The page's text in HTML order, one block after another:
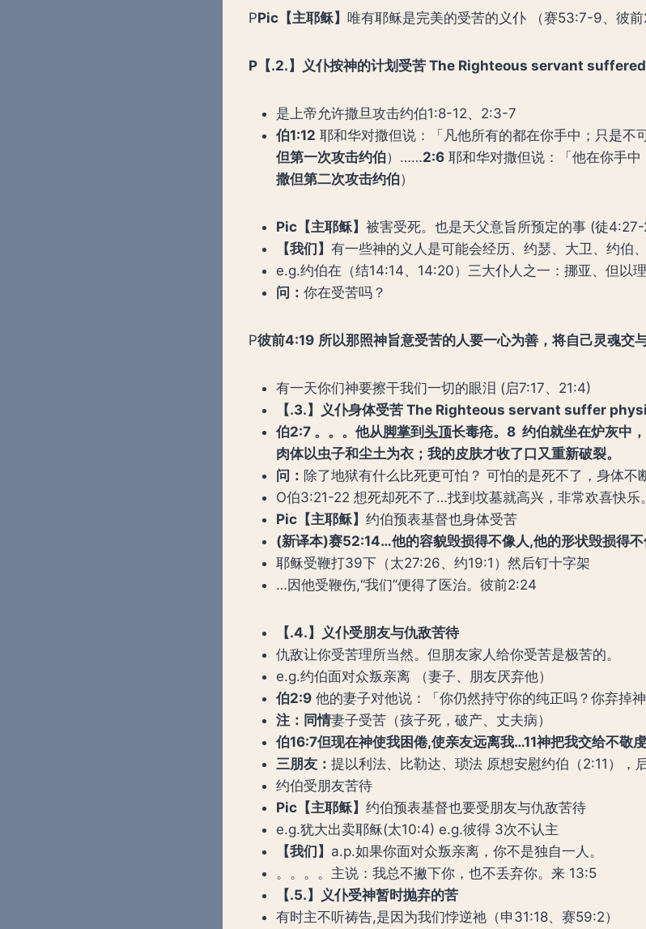
PPic 【主耶稣】 唯有耶稣是完美的受苦的义仆 （赛53:7-9、彼前
P 【.2.】义仆按神的计划受苦 The Righteous servant suffered
是上帝允许撒旦攻击约伯1:8-12、2:3-7
伯1:12 耶和华对撒但说：「凡他所有的都在你手中；只是不
但第一次攻击约伯）……2:6 耶和华对撒但说：「他在你手
撒但第二次攻击约伯）
Pic 【主耶稣】 被害受死。也是天父意旨所预定的事 (徒
【我们】 有一些神的义人是可能会经历、约瑟、大卫、约伯
e.g.约伯在（结14:14、14:20）三大仆人之一：挪亚、但以
问： 你在受苦吗？
P彼前4:19 所以那照神旨意受苦的人要一心为善，将自己灵魂交
有一天你们神要擦干我们一切的眼泪 (启7:17、21:4)
【.3.】义仆身体受苦 The Righteous servant suffer
伯2:7 。。。他从脚掌到 头顶长毒疮。 8 约伯就坐在炉灰中
肉体以虫子和尘土为衣；我的皮肤才收了口又重新破裂。
问： 除了地狱有什么比死更可怕？ 可怕的是死不了，身体不
O伯3:21-22 想死却死不了…找到坟墓就高兴，非常欢喜快乐。
Pic 【主耶稣】 约伯预表基督也身体受苦
(新译本)赛52:14…他的容貌毁损得不像人,他的形状毁损得不
耶稣受鞭打39下（太27:26、约19:1）然后钉十字架
…因他受鞭伤,“我们”便得了医治。彼前2:24
【.4.】义仆受朋友与仇敌苦待
仇敌让你受苦理所当然。但朋友家人给你受苦是极苦的。
e.g.约伯面对众叛亲离 （妻子、朋友厌弃他）
伯2:9 他的妻子对他说：「你仍然持守你的纯正吗？你弃掉神
注：同情妻子受苦（孩子死，破产、丈夫病）
伯16:7但现在神使我困倦,使亲友远离我…11神把我交给不敬
三朋友： 提以利法、比勒达、琐法 原想安慰约伯（2:11），
约伯受朋友苦待
Pic 【主耶稣】 约伯预表基督也要受朋友与仇敌苦待
e.g.犹大出卖耶稣(太10:4) e.g.彼得 3次不认主
【我们】 a.p.如果你面对众叛亲离，你不是独自一人。
。。。。主说：我总不撇下你，也不丢弃你。来 13:5
【.5.】义仆受神暂时抛弃的苦
有时主不听祷告,是因为我们悖逆祂（申31:18、赛59:2）